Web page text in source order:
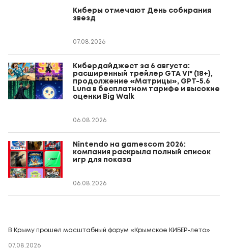
Киберы отмечают День собирания
звезд
07.08.2026
Кибердайджест за 6 августа:
расширенный трейлер GTA VI* (18+),
продолжение «Матрицы», GPT-5.6
Luna в бесплатном тарифе и высокие
оценки Big Walk
06.08.2026
Nintendo на gamescom 2026:
компания раскрыла полный список
игр для показа
06.08.2026
В Крыму прошел масштабный форум «Крымское КИБЕР-лето»
07.08.2026